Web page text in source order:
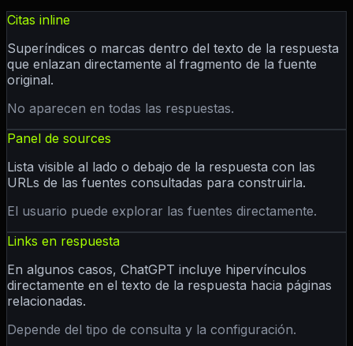
Citas inline
Superíndices o marcas dentro del texto de la respuesta
que enlazan directamente al fragmento de la fuente
original.
No aparecen en todas las respuestas.
Panel de sources
Lista visible al lado o debajo de la respuesta con las
URLs de las fuentes consultadas para construirla.
El usuario puede explorar las fuentes directamente.
Links en respuesta
En algunos casos, ChatGPT incluye hipervínculos
directamente en el texto de la respuesta hacia páginas
relacionadas.
Depende del tipo de consulta y la configuración.